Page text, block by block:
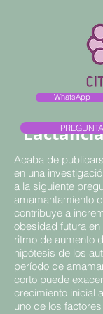
WhatsApp
Acaba de
en una
a la siguiente
amamantamiento
contribuye a
obesidad futura
ritmo de aumento
hipótesis de los
período de
corto puede
crecimiento inicial
uno de los